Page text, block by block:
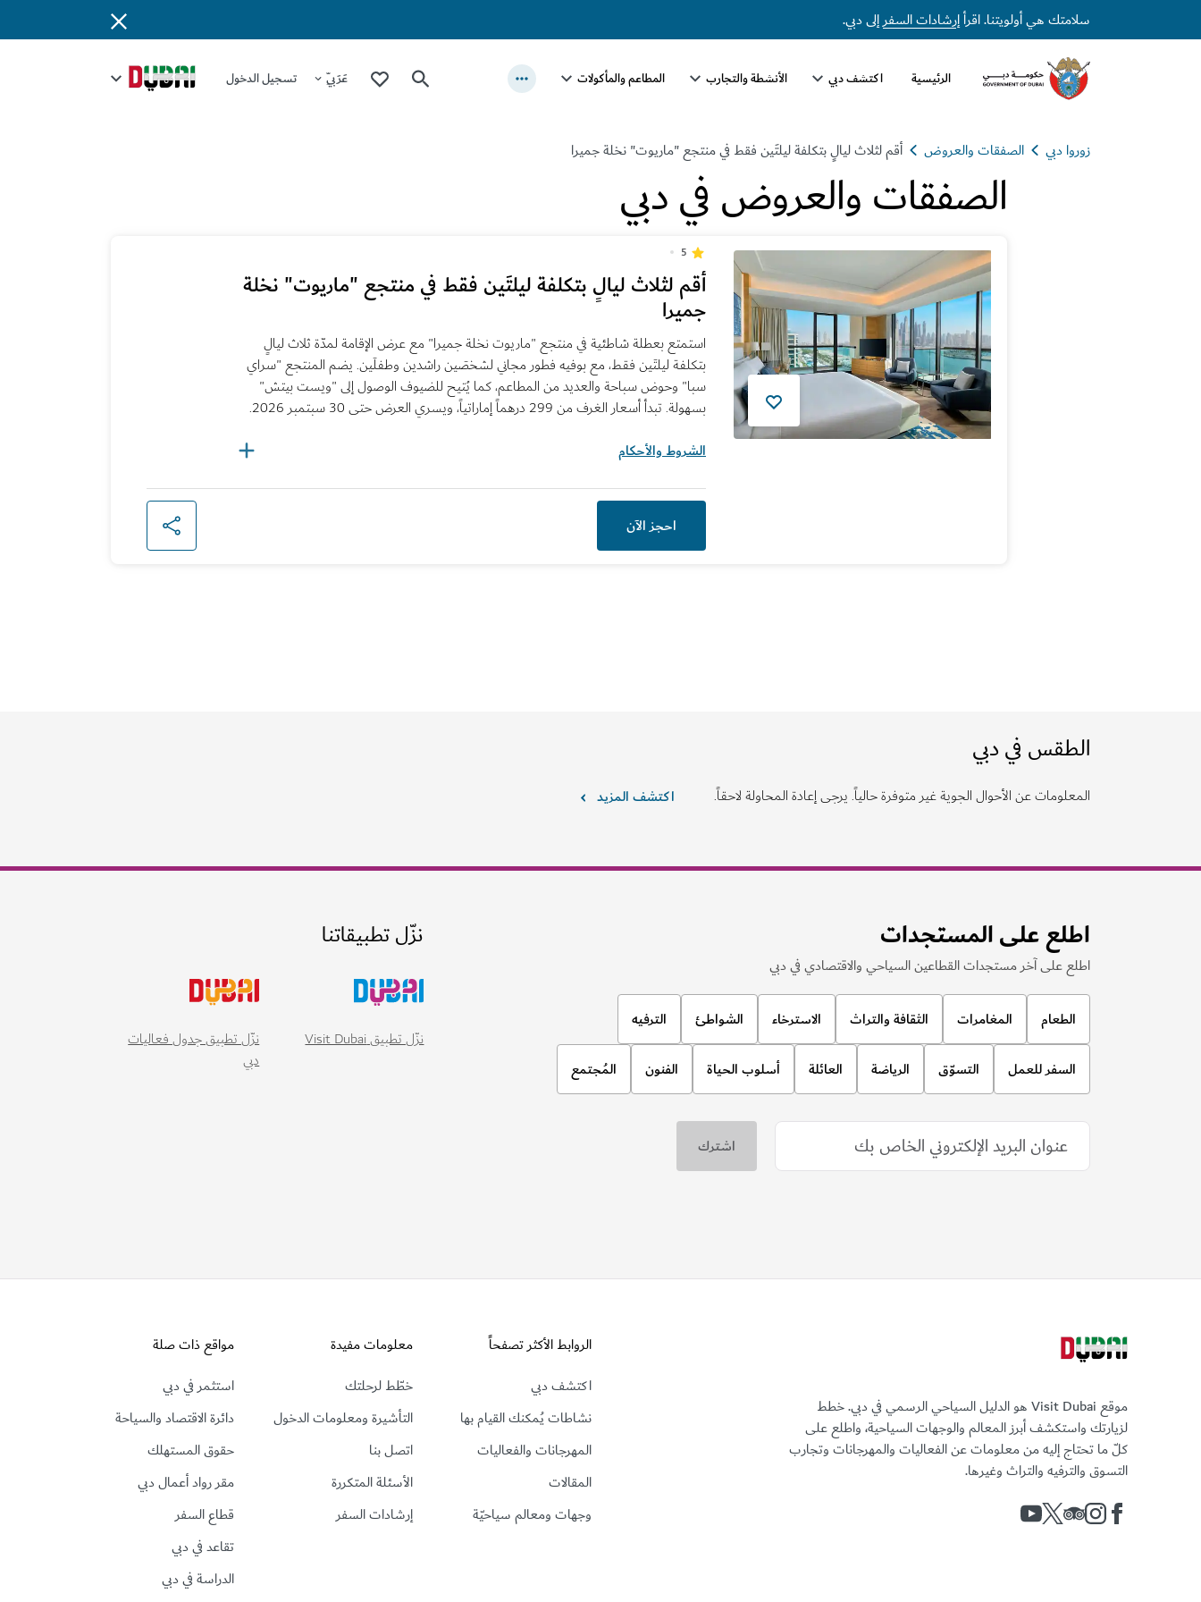
سلامتك هي أولويتنا. اقرأإرشادات السفرإلى دبي.
الرئيسية اكتشف دبي الأنشطة والتجارب المطاعم والمأكولات عَرَبِيّ تسجيل الدخول
زوروا دبي الصفقات والعروض أقم لثلاث ليالٍ بتكلفة ليلتَين فقط في منتجع "ماريوت" نخلة جميرا
الصفقات والعروض في دبي
5
أقم لثلاث ليالٍ بتكلفة ليلتَين فقط في منتجع "ماريوت" نخلة
جميرا
استمتع بعطلة شاطئية في منتجع "ماريوت نخلة جميرا" مع عرض الإقامة لمدّة ثلاث ليالٍ
بتكلفة ليلتَين فقط، مع بوفيه فطور مجاني لشخصَين راشدين وطفلَين. يضم المنتجع "سراي
سبا" وحوض سباحة والعديد من المطاعم، كما يُتيح للضيوف الوصول إلى "ويست بيتش"
بسهولة. تبدأ أسعار الغرف من 299 درهماً إماراتياً، ويسري العرض حتى 30 سبتمبر 2026.
الشروط والأحكام
احجز الآن
الطقس في دبي
المعلومات عن الأحوال الجوية غير متوفرة حالياً. يرجى إعادة المحاولة لاحقاً. اكتشف المزيد
اطلع على المستجدات
اطلع على آخر مستجدات القطاعين السياحي والاقتصادي في دبي
الطعام المغامرات الثقافة والتراث الاسترخاء الشواطئ الترفيه
السفر للعمل التسوّق الرياضة العائلة أسلوب الحياة الفنون المُجتمع
نزّل تطبيقاتنا
نزّل تطبيق Visit Dubai
نزّل تطبيق جدول فعاليات
دبي
موقع Visit Dubai هو الدليل السياحي الرسمي في دبي. خطط
لزيارتك واستكشف أبرز المعالم والوجهات السياحية، واطلع على
كلّ ما تحتاج إليه من معلومات عن الفعاليات والمهرجانات وتجارب
التسوق والترفيه والتراث وغيرها.
الروابط الأكثر تصفحاً
اكتشف دبي
نشاطات يُمكنك القيام بها
المهرجانات والفعاليات
المقالات
وجهات ومعالم سياحيّة
معلومات مفيدة
خطّط لرحلتك
التأشيرة ومعلومات الدخول
اتصل بنا
الأسئلة المتكررة
إرشادات السفر
مواقع ذات صلة
استثمر في دبي
دائرة الاقتصاد والسياحة
حقوق المستهلك
مقر رواد أعمال دبي
قطاع السفر
تقاعد في دبي
الدراسة في دبي